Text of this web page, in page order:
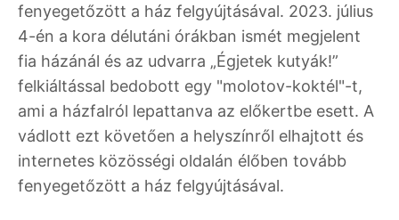
fenyegetőzött a ház felgyújtásával. 2023. július
4-én a kora délutáni órákban ismét megjelent
fia házánál és az udvarra „Égjetek kutyák!”
felkiáltással bedobott egy "molotov-koktél"-t,
ami a házfalról lepattanva az előkertbe esett. A
vádlott ezt követően a helyszínről elhajtott és
internetes közösségi oldalán élőben tovább
fenyegetőzött a ház felgyújtásával.